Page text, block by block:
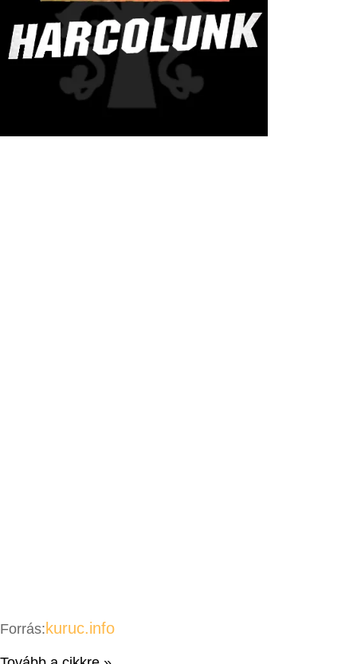
Forrás: kuruc.info